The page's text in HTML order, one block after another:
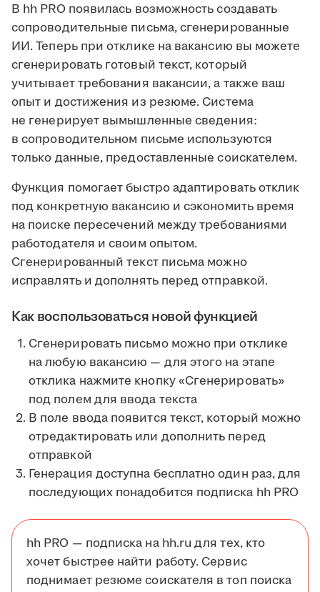
В hh PRO появилась возможность создавать
сопроводительные письма, сгенерированные
ИИ. Теперь при отклике на вакансию вы можете
сгенерировать готовый текст, который
учитывает требования вакансии, а также ваш
опыт и достижения из резюме. Система
не генерирует вымышленные сведения:
в сопроводительном письме используются
только данные, предоставленные соискателем.
Функция помогает быстро адаптировать отклик
под конкретную вакансию и сэкономить время
на поиске пересечений между требованиями
работодателя и своим опытом.
Сгенерированный текст письма можно
исправлять и дополнять перед отправкой.
Как воспользоваться новой функцией
Сгенерировать письмо можно при отклике
на любую вакансию — для этого на этапе
отклика нажмите кнопку «Сгенерировать»
под полем для ввода текста
В поле ввода появится текст, который можно
отредактировать или дополнить перед
отправкой
Генерация доступна бесплатно один раз, для
последующих понадобится подписка hh PRO
hh PRO — подписка на hh.ru для тех, кто
хочет быстрее найти работу. Сервис
поднимает резюме соискателя в топ поиска